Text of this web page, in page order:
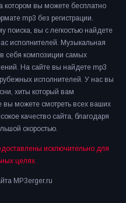
котором вы можете бесплатно
mp3 без регистрации.
поиска, вы с легкостью найдете
исполнителей. Музыкальная
себя композиции самых
На сайте вы найдете mp3
исполнителей. У нас вы
хиты который вам
вы можете смотреть всех ваших
качество сайта, благодаря
скоростью.
исключительно для
целях.
MP3erger.ru